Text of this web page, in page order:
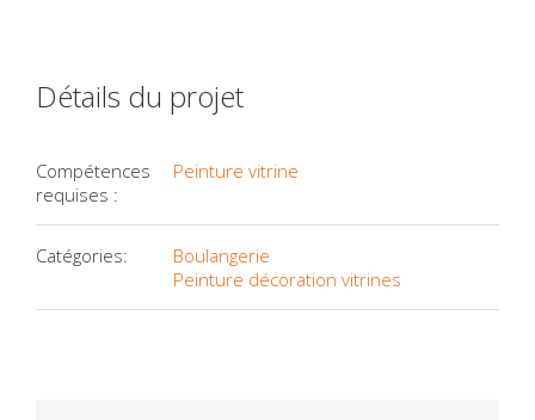
Détails du projet
Compétences
requises :
Peinture vitrine
Catégories:
Boulangerie
Peinture décoration vitrines